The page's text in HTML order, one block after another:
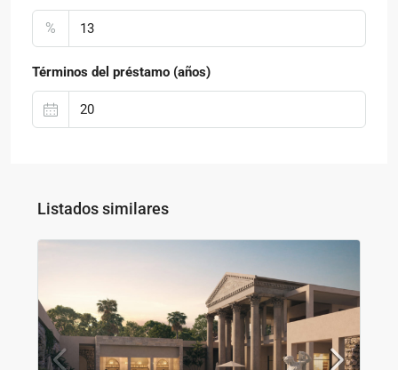
%
Términos del préstamo (años)
Listados similares